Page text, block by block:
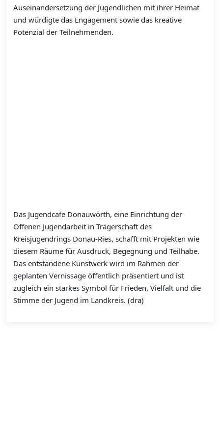
Auseinandersetzung der Jugendlichen mit ihrer Heimat
und würdigte das Engagement sowie das kreative
Potenzial der Teilnehmenden.
Das Jugendcafe Donauwörth, eine Einrichtung der
Offenen Jugendarbeit in Trägerschaft des
Kreisjugendrings Donau-Ries, schafft mit Projekten wie
diesem Räume für Ausdruck, Begegnung und Teilhabe.
Das entstandene Kunstwerk wird im Rahmen der
geplanten Vernissage öffentlich präsentiert und ist
zugleich ein starkes Symbol für Frieden, Vielfalt und die
Stimme der Jugend im Landkreis. (dra)